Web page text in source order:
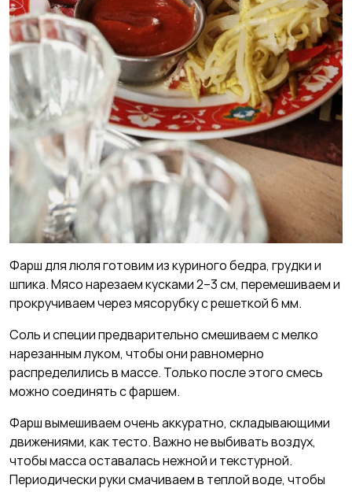
Фарш для люля готовим из куриного бедра, грудки и
шпика. Мясо нарезаем кусками 2–3 см, перемешиваем и
прокручиваем через мясорубку с решеткой 6 мм.
Соль и специи предварительно смешиваем с мелко
нарезанным луком, чтобы они равномерно
распределились в массе. Только после этого смесь
можно соединять с фаршем.
Фарш вымешиваем очень аккуратно, складывающими
движениями, как тесто. Важно не выбивать воздух,
чтобы масса оставалась нежной и текстурной.
Периодически руки смачиваем в теплой воде, чтобы